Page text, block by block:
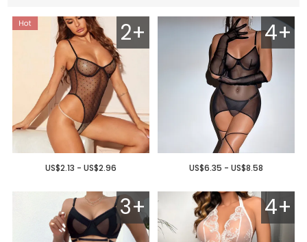
2+
US$2.13 - US$2.96
4+
US$6.35 - US$8.58
3+ 4+